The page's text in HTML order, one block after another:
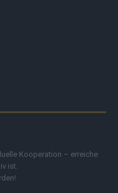
Kooperation – erreiche
ist.